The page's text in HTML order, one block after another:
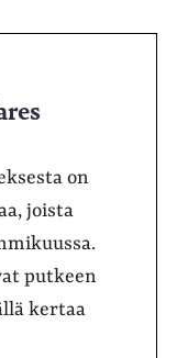
on
joista
putkeen
kertaa